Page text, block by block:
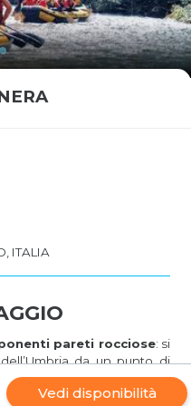
ITALIA
pareti rocciose: si
da un punto di
rafte partire all’avventura!
la possibilità di divertirsi ed
Vedi disponibilità